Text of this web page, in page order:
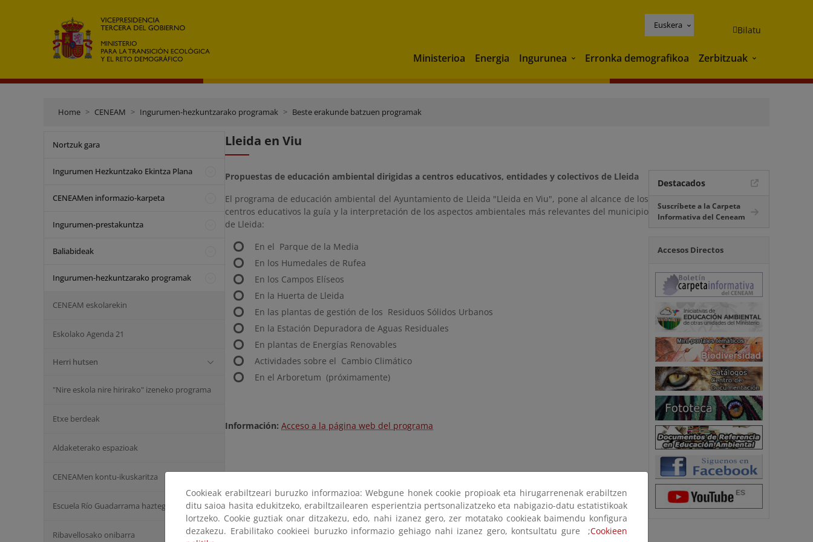
Euskera Bilatu
Ministerioa Energia Ingurunea Ingurunea
Erronka demografikoa Zerbitzuak Zerbitzuak
Home CENEAM Ingurumen-hezkuntzarako programak Beste erakunde batzuen programak
Nortzuk gara
Ingurumen Hezkuntzako Ekintza Plana
CENEAMen informazio-karpeta
Ingurumen-prestakuntza
Baliabideak
Ingurumen-hezkuntzarako programak
CENEAM eskolarekin
Eskolako Agenda 21
Herri hutsen
"Nire eskola nire hirirako" izeneko programa
Etxe berdeak
Aldaketerako espazioak
CENEAMen kontu-ikuskaritza
Escuela Río Guadarrama haztegia
Ribavellosako onibarra
Lleida en Viu
Propuestas de educación ambiental dirigidas a centros educativos, entidades y colectivos de Lleida
El programa de educación ambiental del Ayuntamiento de Lleida "Lleida en Viu", pone al alcance de los
centros educativos la guía y la interpretación de los aspectos ambientales más relevantes del municipio
de Lleida:
En el Parque de la Media
En los Humedales de Rufea
En los Campos Elíseos
En la Huerta de Lleida
En las plantas de gestión de los Residuos Sólidos Urbanos
En la Estación Depuradora de Aguas Residuales
En plantas de Energías Renovables
Actividades sobre el Cambio Climático
En el Arboretum (próximamente)
Información: Acceso a la página web del programa
Destacados
Suscríbete a la Carpeta
Informativa del Ceneam
Accesos Directos
Cookieak erabiltzeari buruzko informazioa: Webgune honek cookie propioak eta hirugarrenenak erabiltzen
ditu saioa hasita edukitzeko, erabiltzailearen esperientzia pertsonalizatzeko eta nabigazio-datu estatistikoak
lortzeko. Cookie guztiak onar ditzakezu, edo, nahi izanez gero, zer motatako cookieak baimendu konfigura
dezakezu. Erabilitako cookieei buruzko informazio gehiago nahi izanez gero, kontsultatu gure ;Cookieen